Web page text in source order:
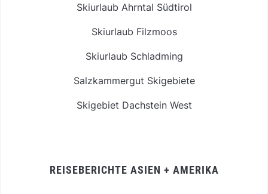
Skiurlaub Ahrntal Südtirol
Skiurlaub Filzmoos
Skiurlaub Schladming
Salzkammergut Skigebiete
Skigebiet Dachstein West
REISEBERICHTE ASIEN + AMERIKA